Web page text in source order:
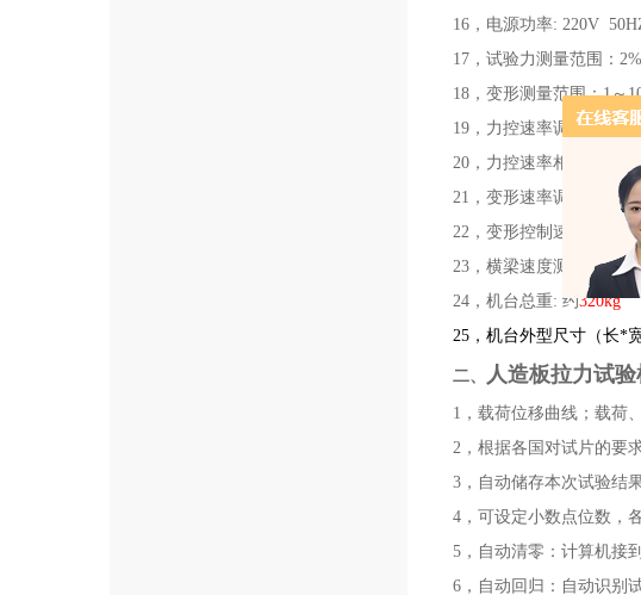
16，电源功率: 220V
17，试验力测量范围：
18，变形测量范围：1～
19，力控速率调节范围：
20，力控速率相对误差
21，变形速率调节范围：
22，变形控制速率相对误
23，横梁速度测量范围：
24，机台总重: 约320kg
25 ，机台外型尺寸（长*
二、 人造板拉力试验
1，载荷位移曲线；载荷
2，根据各国对试片的要
3，自动储存本次试验结
4，可设定小数点位数，
5，自动清零：计算机接
6，自动回归：自动识别